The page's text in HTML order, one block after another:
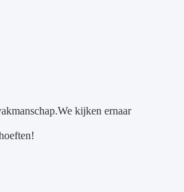
kijken ernaar